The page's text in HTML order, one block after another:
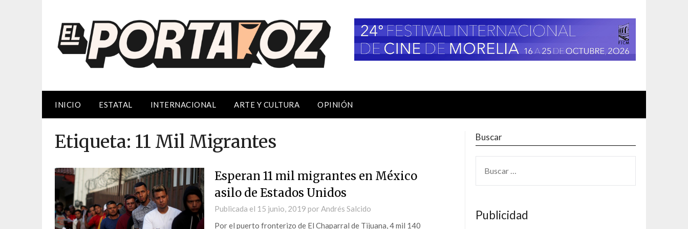
INICIO ESTATAL INTERNACIONAL ARTE Y CULTURA OPINIÓN
Etiqueta: 11 Mil Migrantes
Esperan 11 mil migrantes en México
asilo de Estados Unidos
Publicada el 15 junio, 2019 por Andrés Salcido
Por el puerto fronterizo de El Chaparral de Tijuana, 4 mil 140
Buscar
Publicidad